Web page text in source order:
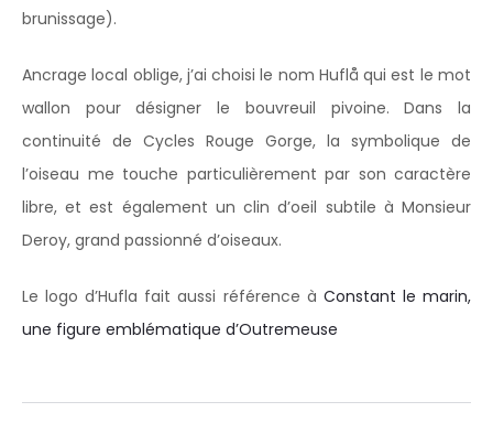
brunissage).
Ancrage local oblige, j’ai choisi le nom Huflå qui est le mot
wallon pour désigner le bouvreuil pivoine. Dans la
continuité de Cycles Rouge Gorge, la symbolique de
l’oiseau me touche particulièrement par son caractère
libre, et est également un clin d’oeil subtile à Monsieur
Deroy, grand passionné d’oiseaux.
Le logo d’Hufla fait aussi référence à Constant le marin,
une figure emblématique d’Outremeuse